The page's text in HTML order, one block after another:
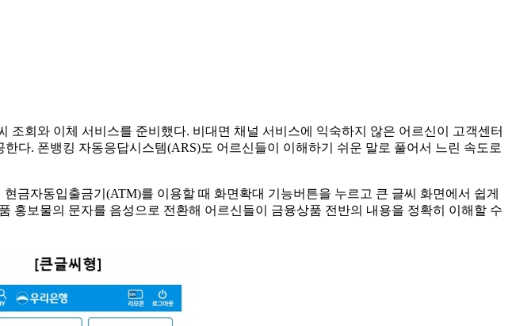
조회와 이체 서비스를 준비했다. 비대면 채널 서비스에 익숙하지 않은 어르신이 고객센터
다. 폰뱅킹 자동응답시스템(ARS)도 어르신들이 이해하기 쉬운 말로 풀어서 느린 속도로
금자동입출금기(ATM)를 이용할 때 화면확대 기능버튼을 누르고 큰 글씨 화면에서 쉽게
홍보물의 문자를 음성으로 전환해 어르신들이 금융상품 전반의 내용을 정확히 이해할 수